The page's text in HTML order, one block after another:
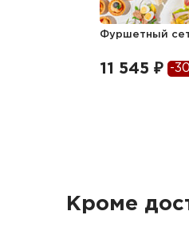
Фуршетный
11 545 ₽ -
Кроме